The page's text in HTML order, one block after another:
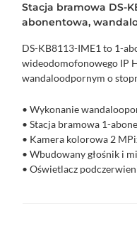
Stacja bramowa DS-
abonentowa,
DS-KB8113-IME1 to 1-
wideodomofonowego IP
wandaloodpornym o
• Wykonanie
• Stacja bramowa 1-
• Kamera kolorowa 2
• Wbudowany głośnik i
• Oświetlacz